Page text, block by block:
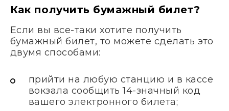
Как получить бумажный билет?
Если вы все-таки хотите получить
бумажный билет, то можете сделать это
двумя способами:
прийти на любую станцию и в кассе
вокзала сообщить 14-значный код
вашего электронного билета;